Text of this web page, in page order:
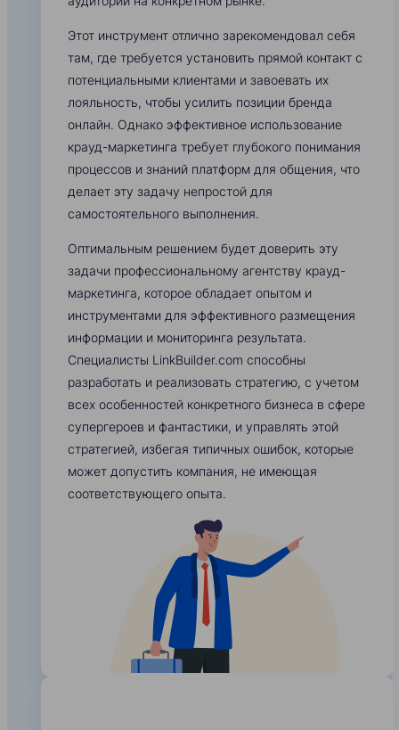
Этот инструмент отлично зарекомендовал себя
там, где требуется установить прямой контакт с
потенциальными клиентами и завоевать их
лояльность, чтобы усилить позиции бренда
онлайн. Однако эффективное использование
крауд-маркетинга требует глубокого понимания
процессов и знаний платформ для общения, что
делает эту задачу непростой для
самостоятельного выполнения.
Оптимальным решением будет доверить эту
задачи профессиональному агентству крауд-
маркетинга, которое обладает опытом и
инструментами для эффективного размещения
информации и мониторинга результата.
Специалисты LinkBuilder.com способны
разработать и реализовать стратегию, с учетом
всех особенностей конкретного бизнеса в сфере
супергероев и фантастики, и управлять этой
стратегией, избегая типичных ошибок, которые
может допустить компания, не имеющая
соответствующего опыта.